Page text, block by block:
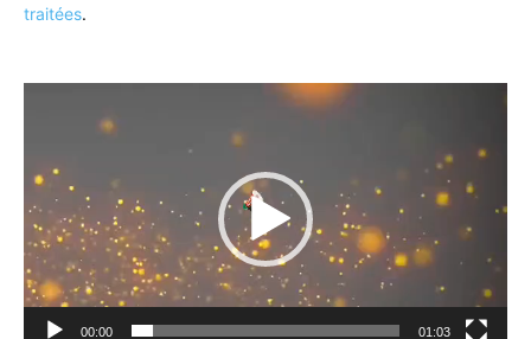
traitées.
00:00 01:03